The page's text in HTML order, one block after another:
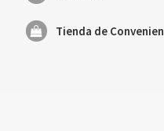
Tienda de